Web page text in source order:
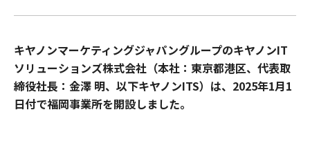
キヤノンマーケティングジャパングループのキヤノンIT
ソリューションズ株式会社（本社：東京都港区、代表取
締役社長：金澤 明、以下キヤノンITS）は、2025年1月1
日付で福岡事業所を開設しました。